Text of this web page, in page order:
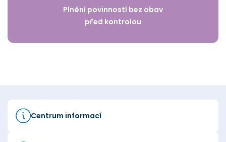
Plnění povinností bez obav
před kontrolou
Centrum informací